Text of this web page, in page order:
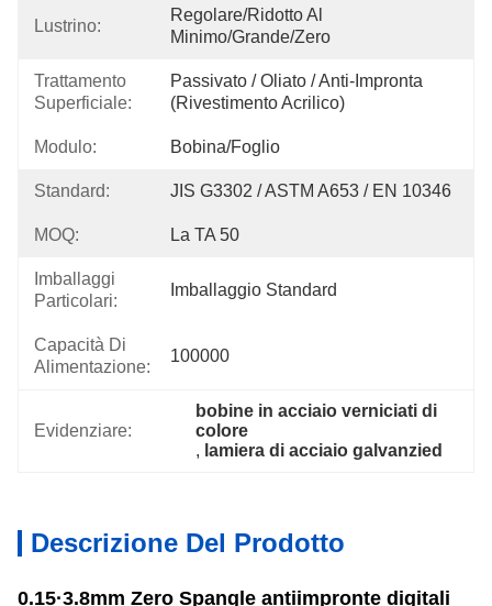
Lustrino:
Regolare/Ridotto Al
Minimo/Grande/Zero
Trattamento
Superficiale:
Passivato / Oliato / Anti-Impronta
(rivestimento Acrilico)
Modulo: Bobina/foglio
Standard: JIS G3302 / ASTM A653 / EN 10346
MOQ: La TA 50
Imballaggi
Particolari:
Imballaggio Standard
Capacità Di
Alimentazione:
100000
Evidenziare:
bobine in acciaio verniciati di
colore
, lamiera di acciaio galvanzied
Descrizione Del Prodotto
0.15·3.8mm Zero Spangle antiimpronte digitali